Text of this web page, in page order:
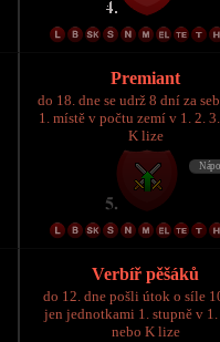
Premiant
do 18. dne se udrž 8 dní za
1. místě v počtu zemí v 1. 2.
K lize
Verbíř pěšáků
do 12. dne pošli útok o síle
jen jednotkami 1. stupně v 1.
nebo K lize